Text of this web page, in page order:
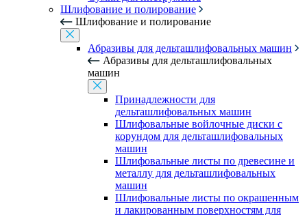
Шлифование и полирование
Шлифование и полирование
Абразивы для дельташлифовальных машин
Абразивы для дельташлифовальных
машин
Принадлежности для
дельташлифовальных машин
Шлифовальные войлочные диски с
корундом для дельташлифовальных
машин
Шлифовальные листы по древесине и
металлу для дельташлифовальных
машин
Шлифовальные листы по окрашенным
и лакированным поверхностям для